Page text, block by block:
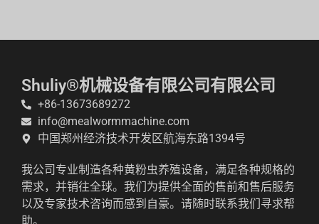
Shuliy®机械设备有限公司有限公司
+86-13673689272
info@mealwormmachine.com
中国郑州经济技术开发区航海东路1394号
我公司专业制造各种黄粉虫养殖设备，满足各种规格的
需求，并销往全球。我们为提供全面的售前和售后服务
以及专家技术咨询而感到自豪。请随时联系我们寻求帮
助。